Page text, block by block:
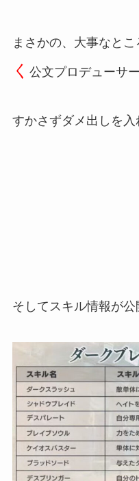
まさかの、大事なとこ
く 公文プロデューサー
すかさずダメ出しを入
そしてスキル情報が公